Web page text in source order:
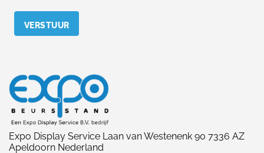
Expo Display Service Laan van Westenenk 90 7336 AZ
Apeldoorn Nederland